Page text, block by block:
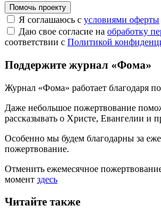
Помочь проекту
Я соглашаюсь с условиями оферты
Даю свое согласие на обработку
соответствии с Политикой
Поддержите журнал «Фома»
Журнал «Фома» работает благодаря
Даже небольшое пожертвование
рассказывать о Христе, Евангелии и
Особенно мы будем благодарны за
пожертвование.
Отменить ежемесячное
момент здесь
Читайте также